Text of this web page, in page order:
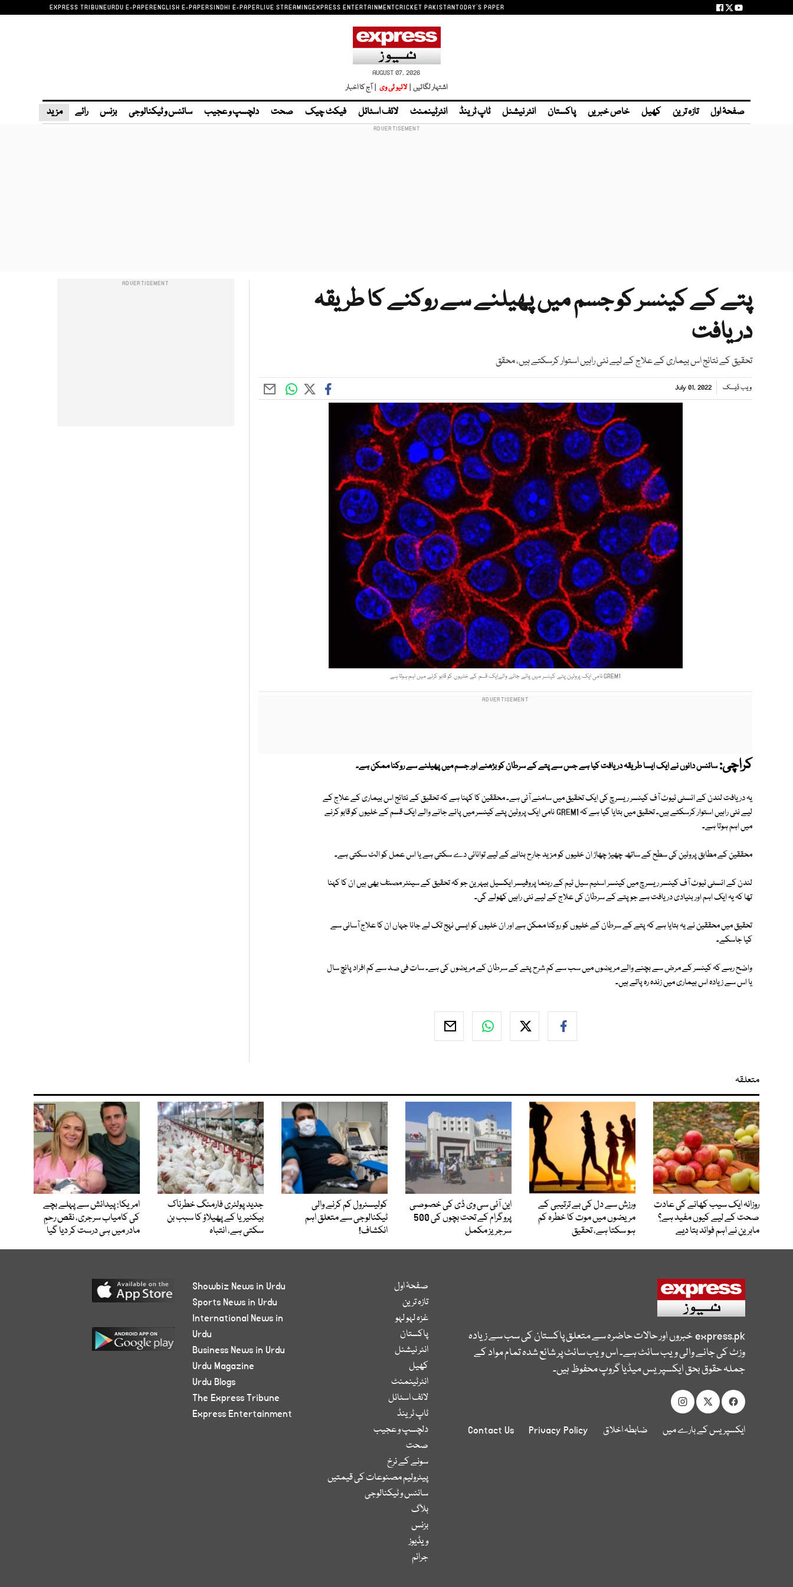
EXPRESS TRIBUNEURDU E-PAPERENGLISH E-PAPERSINDHI E-PAPERLIVE STREAMINGEXPRESS ENTERTAINMENTCRICKET PAKISTANTODAY'S PAPER
AUGUST 07, 2026
اشتہار لگائیں | لائیو ٹی وی | آج کا اخبار
صفحۂ اول تازہ ترین کھیل خاص خبریں پاکستان انٹر نیشنل ٹاپ ٹرینڈ انٹرٹینمنٹ لائف اسٹائل فیکٹ چیک صحت دلچسپ و عجیب سائنس و ٹیکنالوجی بزنس رائے مزید
پتے کے کینسر کو جسم میں پھیلنے سے روکنے کا طریقہ
دریافت
تحقیق کے نتائج اس بیماری کے علاج کے لیے نئی راہیں استوار کرسکتے ہیں، محقق
ویب ڈیسک July 01, 2022
GREM1 نامی ایک پروٹین پتے کینسر میں پائے جانے والےایک قسم کے خلیوں کو قابو کرنے میں اہم ہوتا ہے
کراچی:سائنس دانوں نے ایک ایسا طریقہ دریافت کیا ہے جس سے پتے کے سرطان کو بڑھنے اور جسم میں پھیلنے سے روکنا ممکن ہے۔
یہ دریافت لندن کے انسٹی ٹیوٹ آف کینسر ریسرچ کی ایک تحقیق میں سامنے آئی ہے۔ محققین کا کہنا ہے کہ تحقیق کے نتائج اس بیماری کے علاج کے
لیے نئی راہیں استوار کرسکتے ہیں۔ تحقیق میں بتایا گیا ہے کہ GREM1 نامی ایک پروٹین پتے کینسر میں پائے جانے والے ایک قسم کے خلیوں کو قابو کرنے
میں اہم ہوتا ہے۔
محققین کے مطابق پروٹین کی سطح کے ساتھ چھیڑ چھاڑ ان خلیوں کو مزید جارح بنانے کے لیے توانائی دے سکتی ہے یا اس عمل کو الٹ سکتی ہے۔
لندن کے انسٹی ٹیوٹ آف کینسر ریسرچ میں کینسر اسٹیم سیل ٹیم کے رہنما پروفیسر ایکسیل بیہرین جو کہ تحقیق کے سینئر مصنف بھی ہیں ان کا کہنا
تھا کہ یہ ایک اہم اور بنیادی دریافت ہے جو پتے کے سرطان کی علاج کے لیے نئی راہیں کھولے گی۔
تحقیق میں محققین نے یہ بتایا ہے کہ پتے کے سرطان کے خلیوں کو روکنا ممکن ہے اور ان خلیوں کو ایسی نہج تک لے جانا جہاں ان کا علاج آسانی سے
کیا جاسکے۔
واضح رہے کہ کینسر کے مرض سے بچنے والے مریضوں میں سب سے کم شرح پتے کے سرطان کے مریضوں کی ہے۔ سات فی صد سے کم افراد پانچ سال
یا اس سے زیادہ اس بیماری میں زندہ رہ پاتے ہیں۔
متعلقہ
روزانہ ایک سیب کھانے کی عادت
صحت کے لیے کیوں مفید ہے؟
ماہرین نے اہم فوائد بتا دیے
ورزش سے دل کی بے ترتیبی کے
مریضوں میں موت کا خطرہ کم
ہو سکتا ہے، تحقیق
این آئی سی وی ڈی کی خصوصی
پروگرام کے تحت بچوں کی 500
سرجریز مکمل
کولیسٹرول کم کرنے والی
ٹیکنالوجی سے متعلق اہم
انکشاف!
جدید پولٹری فارمنگ خطرناک
بیکٹیریا کے پھیلاؤ کا سبب بن
سکتی ہے، انتباہ
امریکا: پیدائش سے پہلے بچے
کی کامیاب سرجری، نقص رحمِ
مادر میں ہی درست کر دیا گیا
express.pkخبروں اور حالات حاضرہ سے متعلق پاکستان کی سب سے زیادہ
وزٹ کی جانے والی ویب سائٹ ہے۔ اس ویب سائٹ پر شائع شدہ تمام مواد کے
جملہ حقوق بحق ایکسپریس میڈیا گروپ محفوظ ہیں۔
ایکسپریس کے بارے میں ضابطہ اخلاق Privacy Policy
Contact Us
صفحۂ اول
تازہ ترین
غزہ لہو لہو
پاکستان
انٹر نیشنل
کھیل
انٹرٹینمنٹ
لائف اسٹائل
ٹاپ ٹرینڈ
دلچسپ و عجیب
صحت
سونے کے نرخ
پیٹرولیم مصنوعات کی قیمتیں
سائنس و ٹیکنالوجی
بلاگ
بزنس
ویڈیوز
جرائم
Showbiz News in Urdu
Sports News in Urdu
International News in
Urdu
Business News in Urdu
Urdu Magazine
Urdu Blogs
The Express Tribune
Express Entertainment